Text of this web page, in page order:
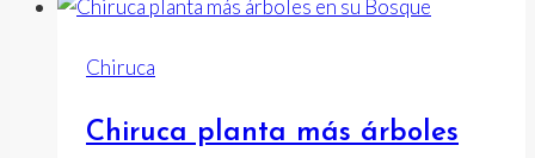
Con
la
Chiruca
Chiruca planta más árboles